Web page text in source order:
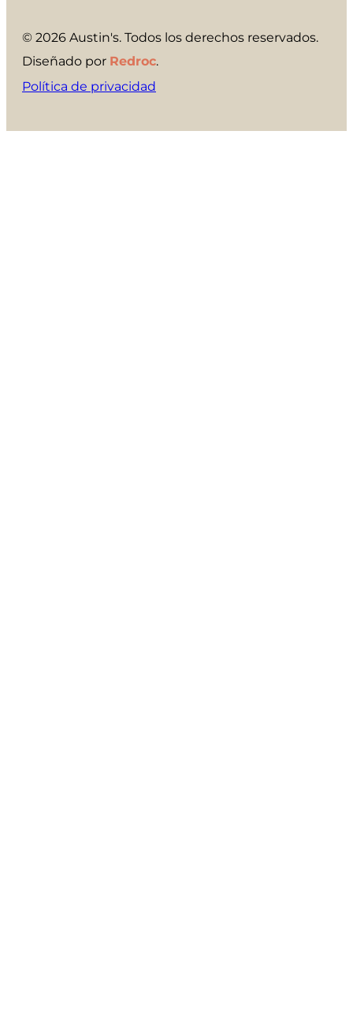
© 2026 Austin's. Todos los derechos reservados.
Diseñado por Redroc.
Política de privacidad